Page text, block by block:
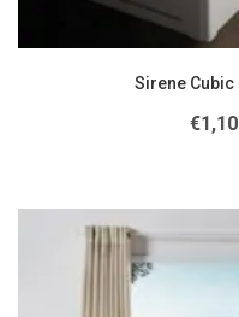
Sirene
€